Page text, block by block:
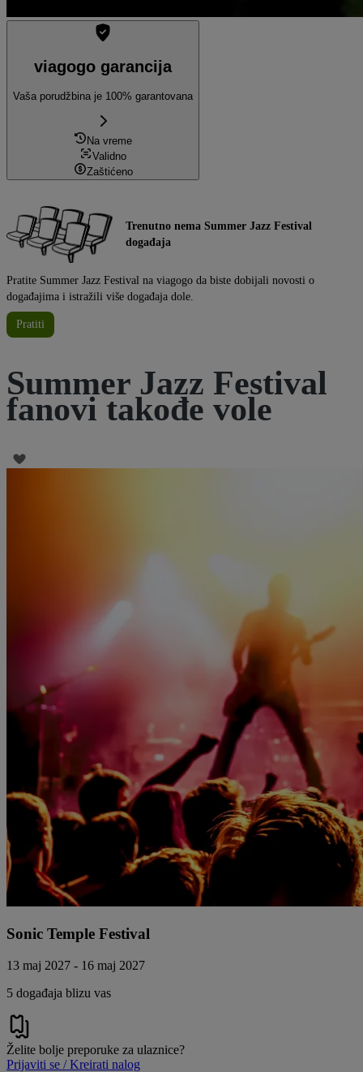
viagogo garancija
Vaša porudžbina je 100% garantovana
Na vreme
Validno
Zaštićeno
Trenutno nema Summer Jazz Festival
događaja
Pratite Summer Jazz Festival na viagogo da biste dobijali novosti o
događajima i istražili više događaja dole.
Pratiti
Summer Jazz Festival
fanovi takođe vole
Sonic Temple Festival
13 maj 2027 - 16 maj 2027
5 događaja blizu vas
Želite bolje preporuke za ulaznice?
Prijaviti se / Kreirati nalog